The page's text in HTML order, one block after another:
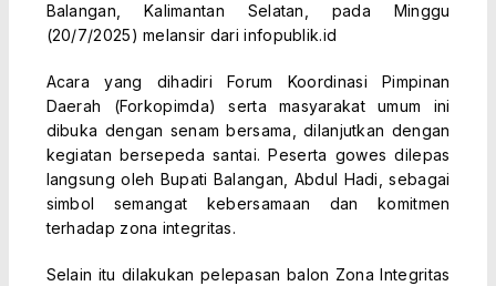
Balangan, Kalimantan Selatan, pada Minggu
(20/7/2025) melansir dari infopublik.id
Acara yang dihadiri Forum Koordinasi Pimpinan
Daerah (Forkopimda) serta masyarakat umum ini
dibuka dengan senam bersama, dilanjutkan dengan
kegiatan bersepeda santai. Peserta gowes dilepas
langsung oleh Bupati Balangan, Abdul Hadi, sebagai
simbol semangat kebersamaan dan komitmen
terhadap zona integritas.
Selain itu dilakukan pelepasan balon Zona Integritas